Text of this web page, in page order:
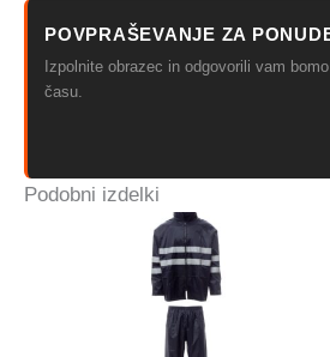
POVPRAŠEVANJE ZA
Izpolnite obrazec in odgovorili vam
času.
Podobni izdelki